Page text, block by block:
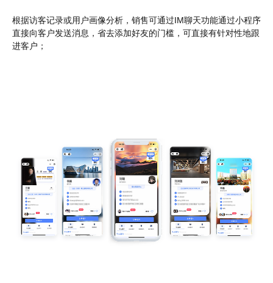
根据访客记录或用户画像分析，销售可通过IM聊天功能通过小程序
直接向客户发送消息，省去添加好友的门槛，可直接有针对性地跟
进客户；